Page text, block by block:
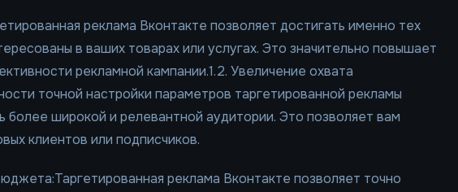
реклама Вконтакте позволяет достигать именно тех
в ваших товарах или услугах. Это значительно повышает
рекламной кампании.1.2. Увеличение охвата
точной настройки параметров таргетированной рекламы
более широкой и релевантной аудитории. Это позволяет вам
клиентов или подписчиков.
реклама Вконтакте позволяет точно